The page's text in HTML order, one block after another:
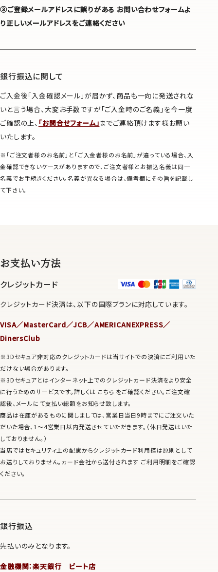
③ご登録メールアドレスに誤りがある お問い合わせフォームよ
り正しいメールアドレスをご連絡ください
銀行振込に関して
ご入金後「入金確認メール」が届かず、商品も一向に発送されな
いと言う場合、大変お手数ですが「ご入金時のご名義」を今一度
ご確認の上、 「お問合せフォーム」までご連絡頂けます様お願い
いたします。
※「ご注文者様のお名前」と「ご入金者様のお名前」が違っている場合、入
金確認できないケースがありますので、ご注文者様とお振込名義は同一
名義でお手続きください。名義が異なる場合は、備考欄にその旨を記載し
て下さい。
お支払い方法
クレジットカード
クレジットカード決済は、以下の国際ブランに対応しています。
VISA／MasterCard／JCB／AMERICANEXPRESS／
DinersClub
※3Dセキュア非対応のクレジットカードは当サイトでの決済にご利用いた
だけない場合があります。
※3Dセキュアとはインターネット上でのクレジットカード決済をより安全
に行うためのサービスです。詳しくは こちら をご確認ください。ご注文確
認後、メールにて支払い総額をお知らせ致します。
商品は在庫があるものに関しましては、営業日当日9時までにご注文いた
だいた場合、1～4営業日以内発送させていただきます。（休日発送はいた
しておりません。）
当店ではセキュリティ上の配慮からクレジットカード利用控は原則として
お送りしておりません。カード会社から送付されます ご利用明細をご確認
ください。
銀行振込
先払いのみとなります。
金融機関：楽天銀行 ビート店